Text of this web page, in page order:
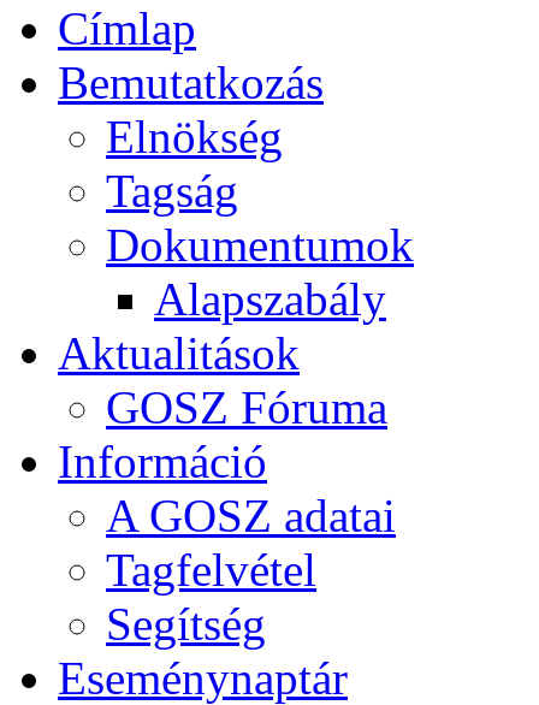
Címlap
Bemutatkozás
Elnökség
Tagság
Dokumentumok
Alapszabály
Aktualitások
GOSZ Fóruma
Információ
A GOSZ adatai
Tagfelvétel
Segítség
Eseménynaptár